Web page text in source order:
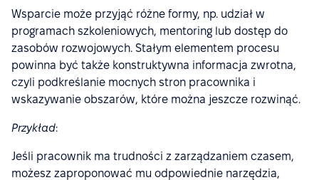
Wsparcie może przyjąć różne formy, np. udział w
programach szkoleniowych, mentoring lub dostęp do
zasobów rozwojowych. Stałym elementem procesu
powinna być także konstruktywna informacja zwrotna,
czyli podkreślanie mocnych stron pracownika i
wskazywanie obszarów, które można jeszcze rozwinąć.
Przykład:
Jeśli pracownik ma trudności z zarządzaniem czasem,
możesz zaproponować mu odpowiednie narzędzia,